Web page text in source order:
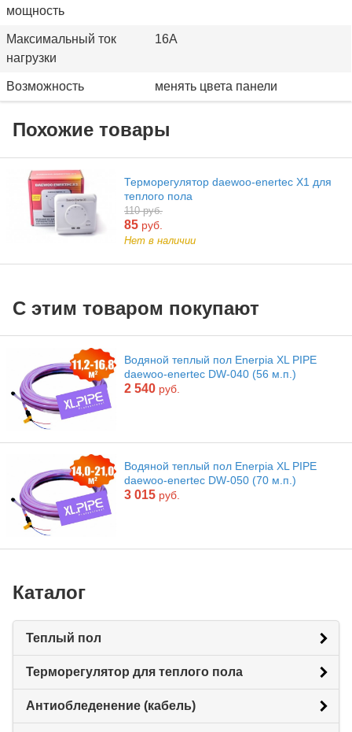
мощность
Максимальный ток
нагрузки
16А
Возможность менять цвета панели
Похожие товары
Терморегулятор daewoo-enertec X1 для
теплого пола
110 руб.
85 руб.
Нет в наличии
С этим товаром покупают
Водяной теплый пол Enerpia XL PIPE
daewoo-enertec DW-040 (56 м.п.)
2 540 руб.
Водяной теплый пол Enerpia XL PIPE
daewoo-enertec DW-050 (70 м.п.)
3 015 руб.
Каталог
Теплый пол
Терморегулятор для теплого пола
Антиобледенение (кабель)